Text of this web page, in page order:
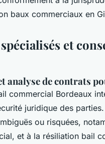
baux commerciaux en
et
analyse de contrats
commercial Bordeaux
juridique des
ou risquées,
et à la résiliation bail